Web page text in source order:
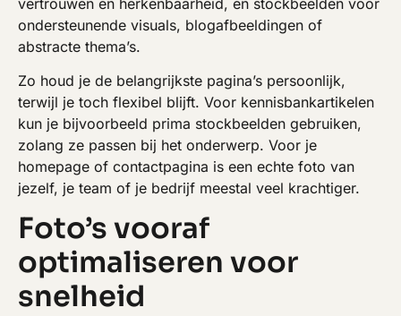
ondersteunende visuals, blogafbeeldingen of
abstracte thema’s.
Zo houd je de belangrijkste pagina’s persoonlijk,
terwijl je toch flexibel blijft. Voor kennisbankartikelen
kun je bijvoorbeeld prima stockbeelden gebruiken,
zolang ze passen bij het onderwerp. Voor je
homepage of contactpagina is een echte foto van
jezelf, je team of je bedrijf meestal veel krachtiger.
Foto’s vooraf
optimaliseren voor
snelheid